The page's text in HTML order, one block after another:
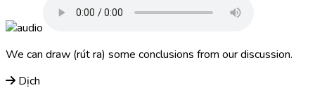
We can draw (rút ra) some conclusions from our discussion.
Dịch